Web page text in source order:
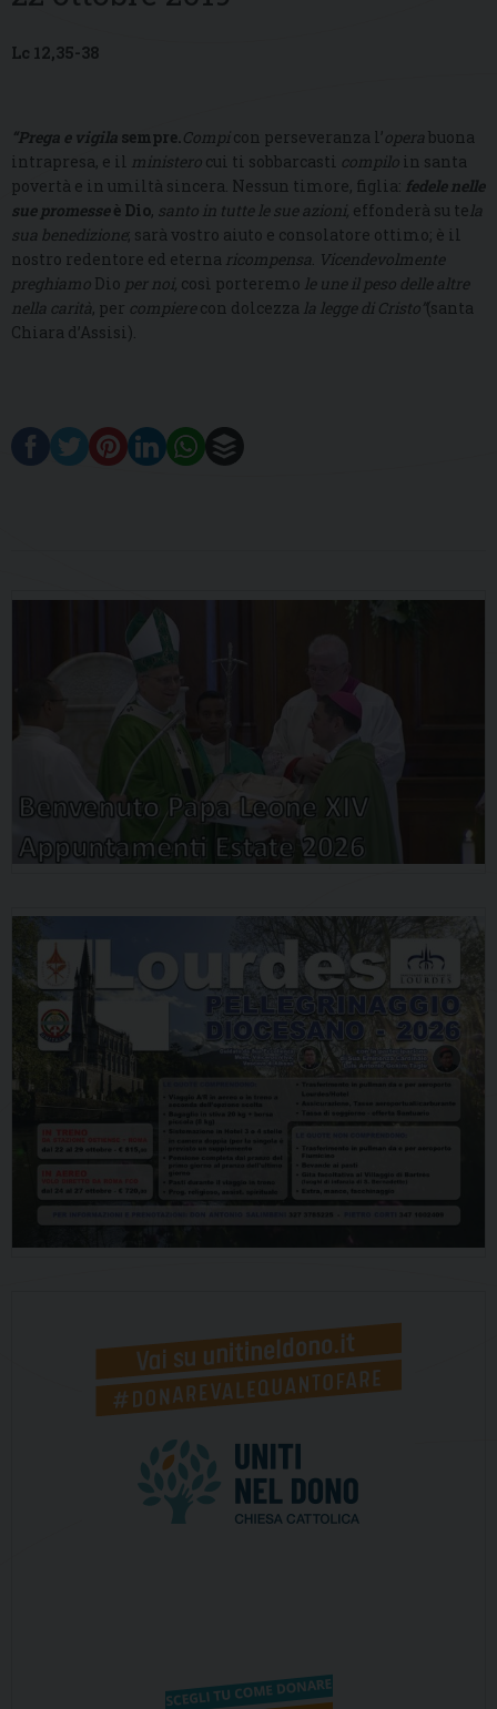
Lc 12,35-38
“Prega e vigila sempre.Compi con perseveranza l’opera buona
intrapresa, e il ministero cui ti sobbarcasti compilo in santa
povertà e in umiltà sincera. Nessun timore, figlia: fedele nelle
sue promesseè Dio, santo in tutte le sue azioni, effonderà su tela
sua benedizione; sarà vostro aiuto e consolatore ottimo; è il
nostro redentore ed eterna ricompensa. Vicendevolmente
preghiamo Dio per noi, così porteremo le une il peso delle altre
nella carità, per compierecon dolcezza la legge di Cristo”(santa
Chiara d’Assisi).